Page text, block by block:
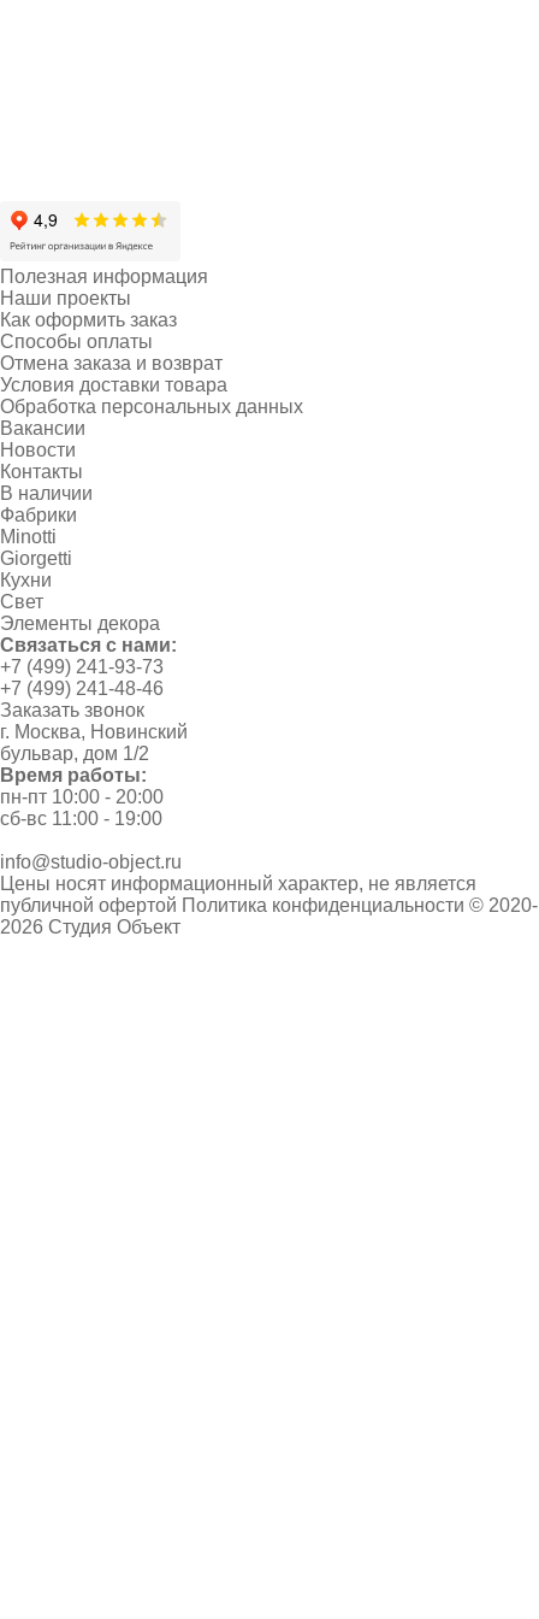
Полезная информация
Наши проекты
Как оформить заказ
Способы оплаты
Отмена заказа и возврат
Условия доставки товара
Обработка персональных данных
Вакансии
Новости
Контакты
В наличии
Фабрики
Minotti
Giorgetti
Кухни
Свет
Элементы декора
Связаться с нами:
+7 (499) 241-93-73
+7 (499) 241-48-46
Заказать звонок
г. Москва, Новинский
бульвар, дом 1/2
Время работы:
пн-пт 10:00 - 20:00
сб-вс 11:00 - 19:00
info@studio-object.ru
Цены носят информационный характер, не является
публичной офертой Политика конфиденциальности © 2020-
2026 Студия Объект